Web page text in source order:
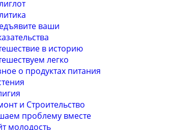
ваши
в историю
легко
о продуктах питания
и Строительство
проблему вместе
молодость